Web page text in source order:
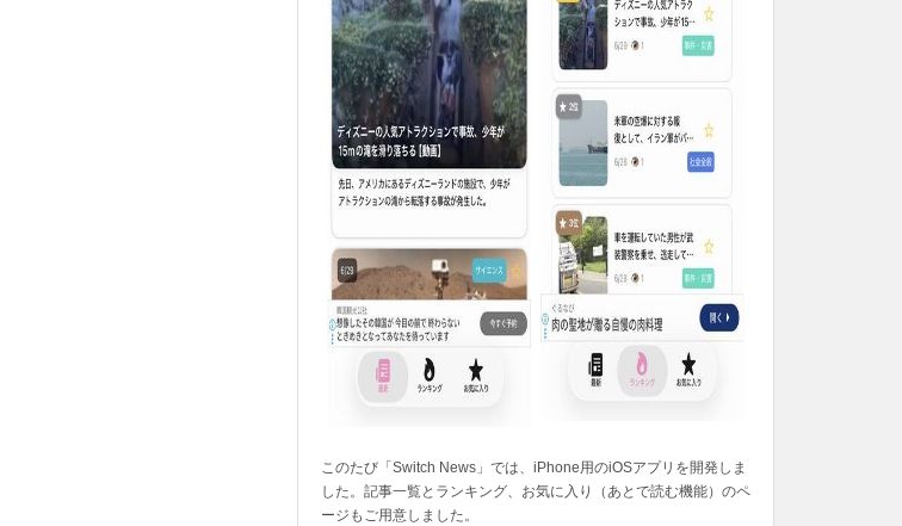
このたび「Switch News」では、iPhone用のiOSアプリを開発しま
した。記事一覧とランキング、お気に入り（あとで読む機能）のペ
ージもご用意しました。